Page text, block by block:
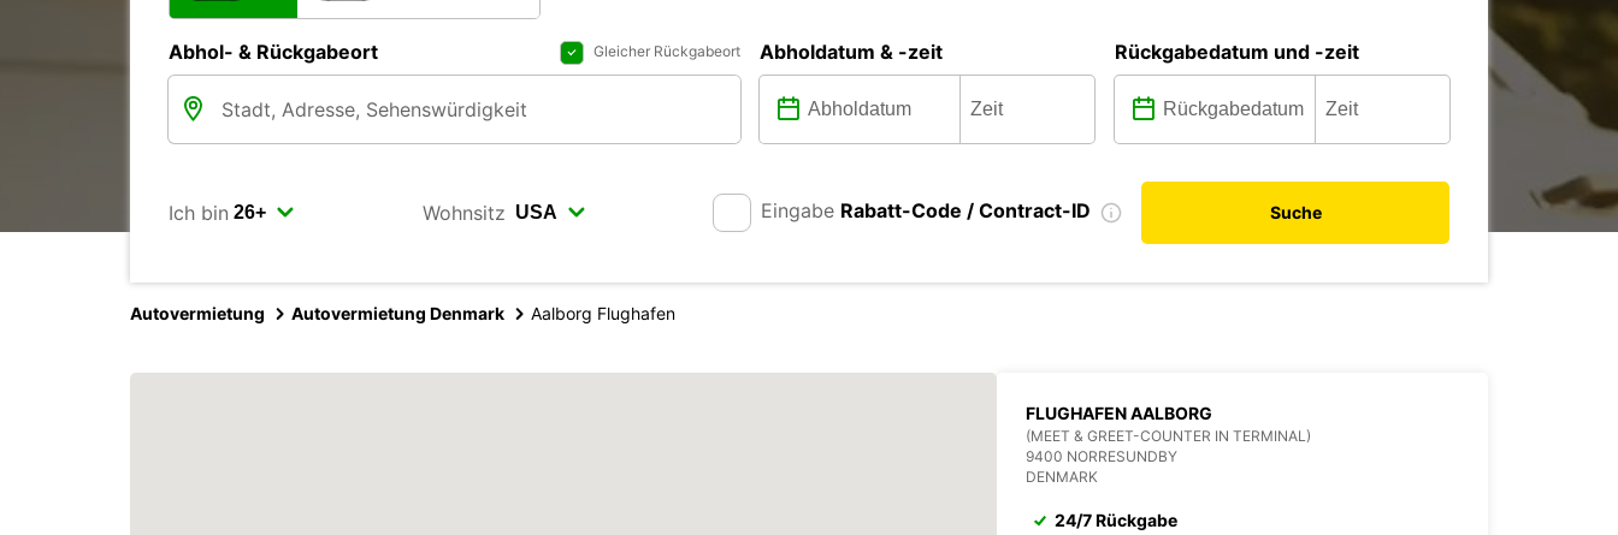
Abhol- & Rückgabeort Gleicher Rückgabeort Abholdatum & -zeit Rückgabedatum und -zeit
Ich bin Wohnsitz Eingabe Rabatt-Code / Contract-ID Suche
Autovermietung Autovermietung Denmark Aalborg Flughafen
FLUGHAFEN AALBORG
(MEET & GREET-COUNTER IN TERMINAL)
9400 NORRESUNDBY
DENMARK
24/7 Rückgabe